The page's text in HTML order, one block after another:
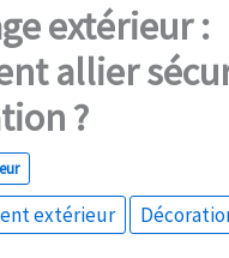
extérieur :
allier
?
extérieur